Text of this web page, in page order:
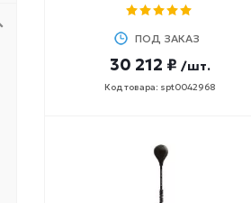
ПОД ЗАКАЗ
30 212 ₽ /шт.
Код товара: spt0042968